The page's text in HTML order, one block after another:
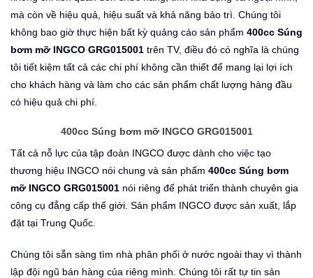
mà còn về hiệu quả, hiệu suất và khả năng bảo trì. Chúng tôi
không bao giờ thực hiện bất kỳ quảng cáo sản phẩm 400cc Súng
bơm mỡ INGCO GRG015001 trên TV, điều đó có nghĩa là chúng
tôi tiết kiệm tất cả các chi phí không cần thiết để mang lại lợi ích
cho khách hàng và làm cho các sản phẩm chất lượng hàng đầu
có hiệu quả chi phí.
400cc Súng bơm mỡ INGCO GRG015001
Tất cả nỗ lực của tập đoàn INGCO được dành cho việc tạo
thương hiệu INGCO nói chung và sản phẩm 400cc Súng bơm
mỡ INGCO GRG015001 nói riêng để phát triển thành chuyên gia
công cụ đẳng cấp thế giới. Sản phẩm INGCO được sản xuất, lắp
đặt tại Trung Quốc.
Chúng tôi sẵn sàng tìm nhà phân phối ở nước ngoài thay vì thành
lập đội ngũ bán hàng của riêng mình. Chúng tôi rất tự tin sản